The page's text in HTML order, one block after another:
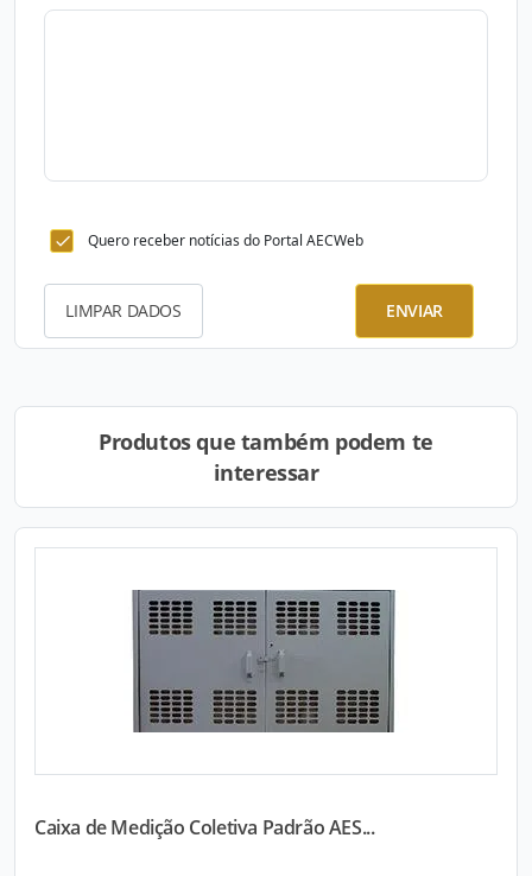
Quero receber notícias do Portal AECWeb
LIMPAR DADOS ENVIAR
Produtos que também podem te
interessar
Caixa de Medição Coletiva Padrão AES...